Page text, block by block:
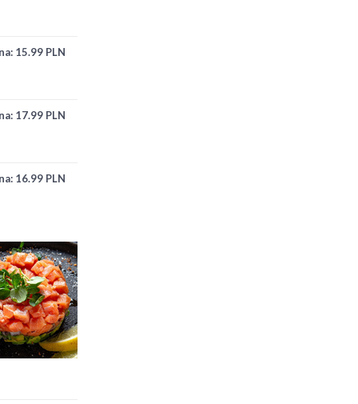
15.99 PLN
17.99 PLN
16.99 PLN